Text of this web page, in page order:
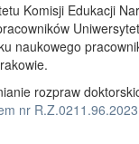
Komisji Edukacji
naukowego
rozpraw
nr